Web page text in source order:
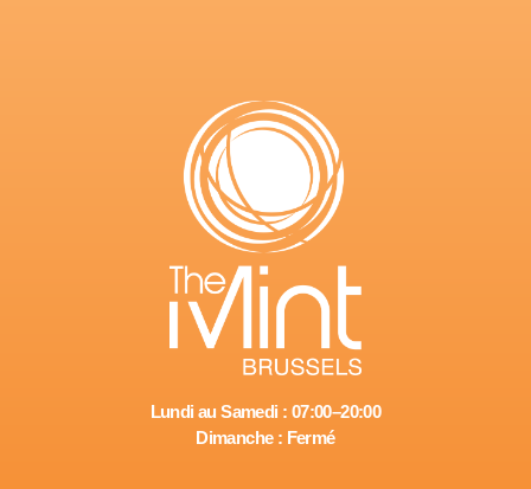
Lundi au Samedi : 07:00–20:00
Dimanche : Fermé